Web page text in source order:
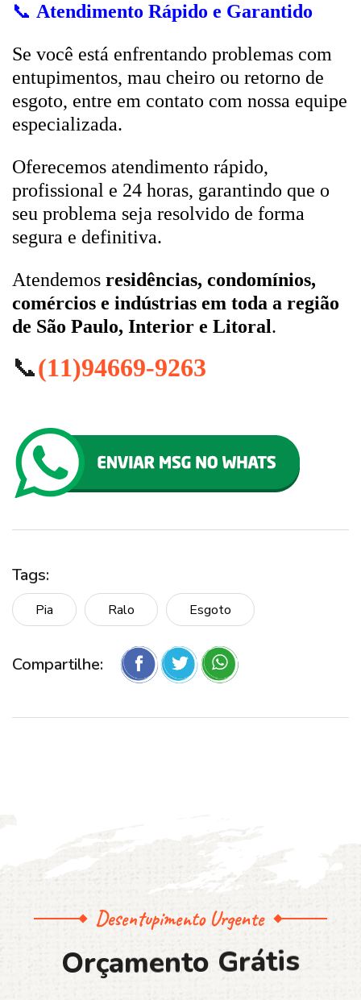
📞 Atendimento Rápido e Garantido
Se você está enfrentando problemas com
entupimentos, mau cheiro ou retorno de
esgoto, entre em contato com nossa equipe
especializada.
Oferecemos atendimento rápido,
profissional e 24 horas, garantindo que o
seu problema seja resolvido de forma
segura e definitiva.
Atendemos residências, condomínios,
comércios e indústrias em toda a região
de São Paulo, Interior e Litoral.
📞(11)94669-9263
Tags:
Pia Ralo Esgoto
Compartilhe:
Desentupimento Urgente
Orçamento Grátis